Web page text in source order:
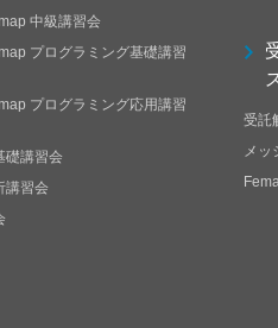
中級講習会
プログラミング基礎講習
プログラミング応用講習
礎講習会
講習会
受託
メッ